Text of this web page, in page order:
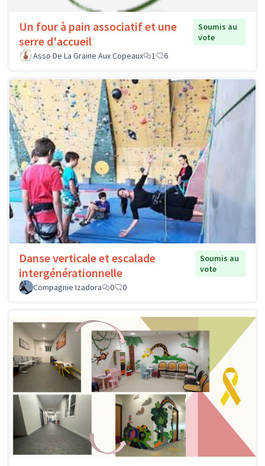
Un four à pain associatif et une
serre d'accueil
Soumis au
vote
Asso De La Graine Aux Copeaux
1 6
Danse verticale et escalade
intergénérationnelle
Soumis au
vote
Compagnie Izadora
0 0